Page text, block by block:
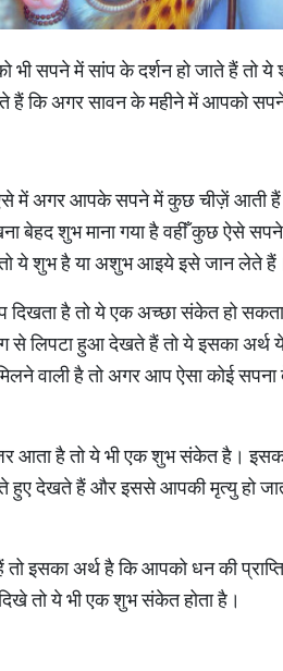
सपने में सांप के दर्शन हो जाते हैं तो ये
कि अगर सावन के महीने में आपको सपने
है ऐसे में अगर आपके सपने में कुछ चीज़ें
शुभ माना गया है वहीँ कुछ ऐसे सपने
ये शुभ है या अशुभ आइये इसे जान लेते
दिखता है तो ये एक अच्छा संकेत हो
लिपटा हुआ देखते हैं तो ये इसका अर्थ
वाली है तो अगर आप ऐसा कोई
आता है तो ये भी एक शुभ संकेत है।
देखते हैं और इससे आपकी मृत्यु हो
इसका अर्थ है कि आपको धन की
तो ये भी एक शुभ संकेत होता है।